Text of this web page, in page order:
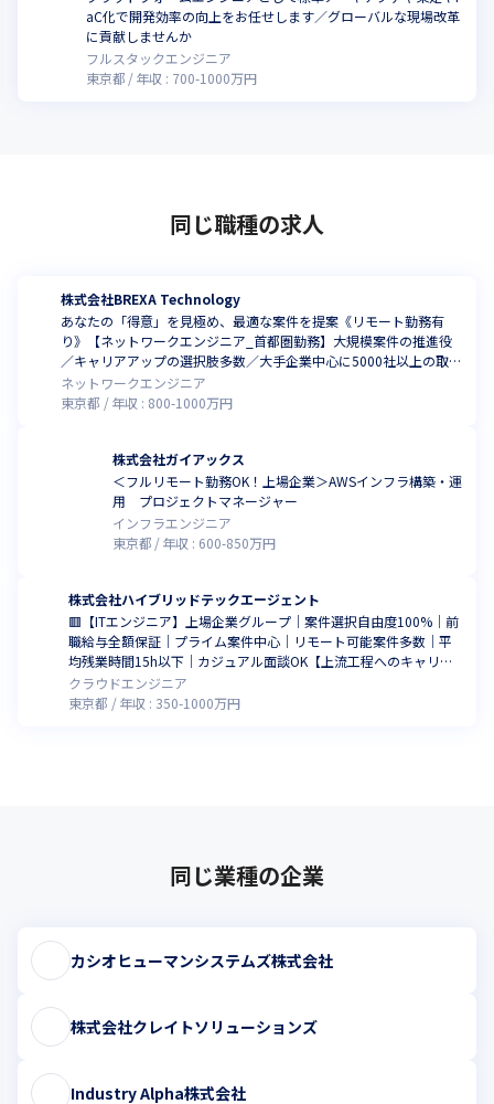
aC化で開発効率の向上をお任せします／グローバルな現場改革
に貢献しませんか
フルスタックエンジニア
東京都
年収 : 700-1000万円
同じ職種の求人
株式会社BREXA Technology
あなたの「得意」を見極め、最適な案件を提案《リモート勤務有
り》【ネットワークエンジニア_首都圏勤務】大規模案件の推進役
／キャリアアップの選択肢多数／大手企業中心に5000社以上の取引
先／20000人以上のエンジニアが在籍／平均残業10時間40分／年間
休日124日
ネットワークエンジニア
東京都
年収 : 800-1000万円
株式会社ガイアックス
＜フルリモート勤務OK！上場企業＞AWSインフラ構築・運
用 プロジェクトマネージャー
インフラエンジニア
東京都
年収 : 600-850万円
株式会社ハイブリッドテックエージェント
🟥【ITエンジニア】上場企業グループ｜案件選択自由度100%｜前
職給与全額保証｜プライム案件中心｜リモート可能案件多数｜平
均残業時間15h以下｜カジュアル面談OK【上流工程へのキャリア
アップを支援します】
クラウドエンジニア
東京都
年収 : 350-1000万円
同じ業種の企業
カシオヒューマンシステムズ株式会社
株式会社クレイトソリューションズ
Industry Alpha株式会社